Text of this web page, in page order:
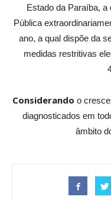
Estado da Paraíba, a
Pública
ano, a qual dispõe da
medidas restritivas
Considerando o
diagnosticados em
âmbito